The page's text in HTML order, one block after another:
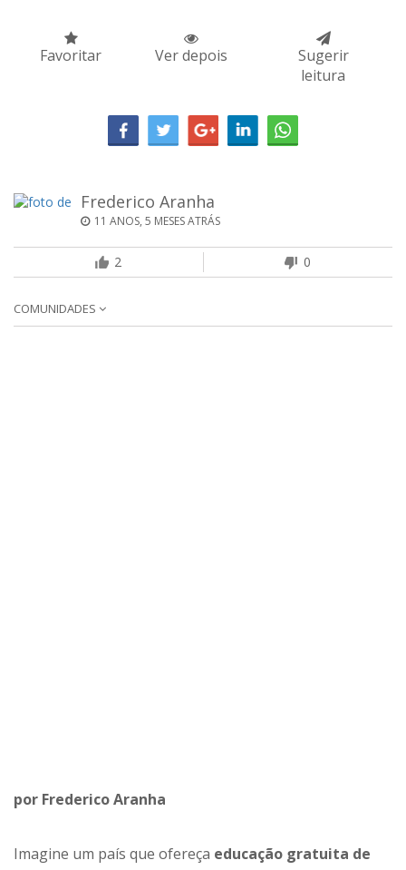
Favoritar Ver depois
Sugerir
leitura
Frederico Aranha
11 ANOS, 5 MESES ATRÁS
2 0
COMUNIDADES
por Frederico Aranha
Imagine um país que ofereça educação gratuita de